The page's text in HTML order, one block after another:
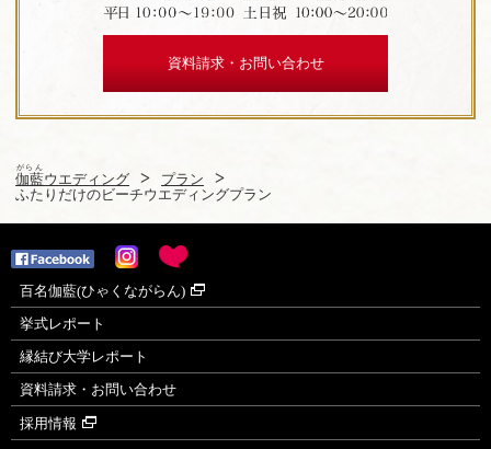
資料請求・お問い合わせ
伽藍
がらん
ウエディング
プラン
ふたりだけのビーチウエディングプラン
百名伽藍(ひゃくながらん)
挙式レポート
縁結び大学レポート
資料請求・お問い合わせ
採用情報